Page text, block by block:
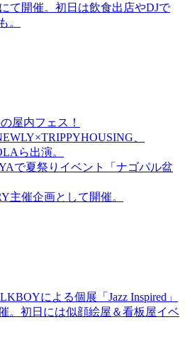
て開催。初日は飲食出店やDJで
。
屋内フェス！
、
ら出演。
で夏祭りイベント「ナゴパル盆
主催企画として開催。
による個展「Jazz Inspired」
。初日には似顔絵屋＆看板屋イベ